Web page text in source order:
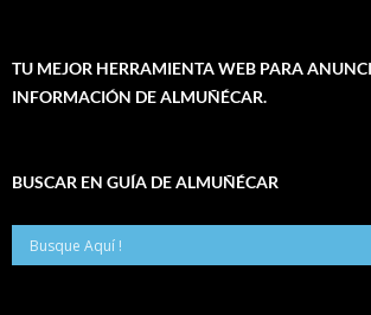
TU MEJOR HERRAMIENTA WEB PARA
INFORMACIÓN DE ALMUÑÉCAR.
BUSCAR EN GUÍA DE ALMUÑÉCAR